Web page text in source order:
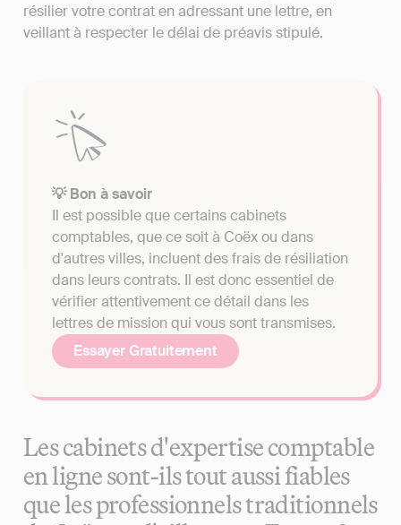
résilier votre contrat en adressant une lettre, en
veillant à respecter le délai de préavis stipulé.
💡 Bon à savoir
Il est possible que certains cabinets
comptables, que ce soit à Coëx ou dans
d'autres villes, incluent des frais de résiliation
dans leurs contrats. Il est donc essentiel de
vérifier attentivement ce détail dans les
lettres de mission qui vous sont transmises.
Essayer Gratuitement
Les cabinets d'expertise comptable
en ligne sont-ils tout aussi fiables
que les professionnels traditionnels